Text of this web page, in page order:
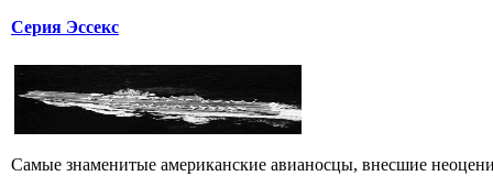
Серия Эссекс
Самые знаменитые американские авианосцы, внесшие